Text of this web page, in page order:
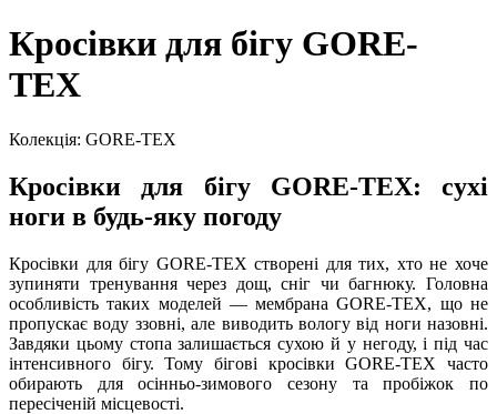
Кросівки для бігу GORE-
TEX
Колекція: GORE-TEX
Кросівки для бігу GORE-TEX: сухі
ноги в будь-яку погоду
Кросівки для бігу GORE-TEX створені для тих, хто не хоче
зупиняти тренування через дощ, сніг чи багнюку. Головна
особливість таких моделей — мембрана GORE-TEX, що не
пропускає воду ззовні, але виводить вологу від ноги назовні.
Завдяки цьому стопа залишається сухою й у негоду, і під час
інтенсивного бігу. Тому бігові кросівки GORE-TEX часто
обирають для осінньо-зимового сезону та пробіжок по
пересіченій місцевості.